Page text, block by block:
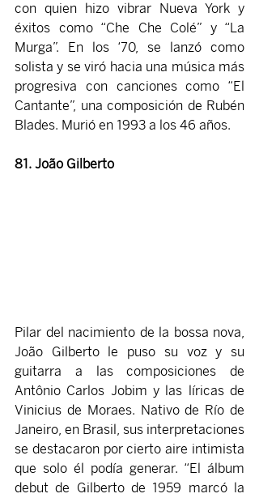
con quien hizo vibrar Nueva York y
éxitos como “Che Che Colé” y “La
Murga”. En los ‘70, se lanzó como
solista y se viró hacia una música más
progresiva con canciones como “El
Cantante”, una composición de Rubén
Blades. Murió en 1993 a los 46 años.
81. João Gilberto
Pilar del nacimiento de la bossa nova,
João Gilberto le puso su voz y su
guitarra a las composiciones de
Antônio Carlos Jobim y las líricas de
Vinicius de Moraes. Nativo de Río de
Janeiro, en Brasil, sus interpretaciones
se destacaron por cierto aire intimista
que solo él podía generar. “El álbum
debut de Gilberto de 1959 marcó la